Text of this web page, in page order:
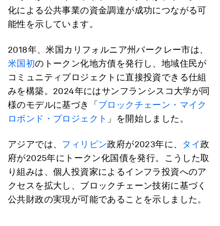
化による公共事業の資金調達が成功につながる可
能性を示しています。
2018年、米国カリフォルニア州バークレー市は、
米国初のトークン化地方債を発行し、地域住民が
コミュニティプロジェクトに直接投資できる仕組
みを構築。2024年にはサンフランシスコ大学が同
様のモデルに基づき「 ブロックチェーン・マイク
ロボンド・プロジェクト 」を開始しました。
アジアでは、 フィリピン政府が2023年に、 タイ政
府が2025年にトークン化国債を発行。こうした取
り組みは、個人投資家によるインフラ投資へのア
クセスを拡大し、ブロックチェーン技術に基づく
公共財政の実現が可能であることを示しました。